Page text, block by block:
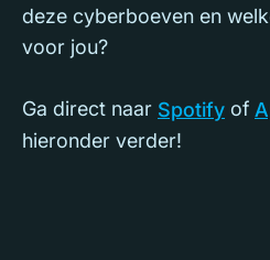
deze cyberboeven en
voor jou?
Ga direct naar Spotify of
hieronder verder!